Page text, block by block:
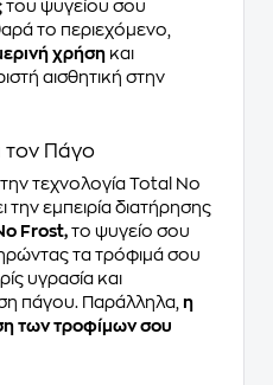
του ψυγείου σου
τo περιεχόμενo,
χρήση και
αισθητική στην
τον Πάγο
τεχνολογία Total No
εμπειρία διατήρησης
Frost, το ψυγείο σου
τα τρόφιμά σου
υγρασία και
πάγου. Παράλληλα, η
των τροφίμων σου